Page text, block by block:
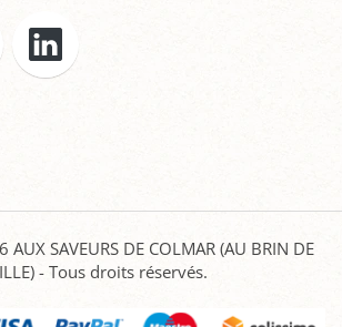
AUX SAVEURS DE COLMAR (AU BRIN DE
- Tous droits réservés.